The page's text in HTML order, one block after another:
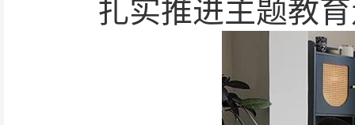
扎实推进主题教